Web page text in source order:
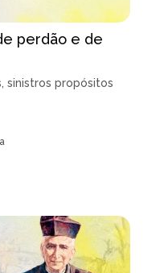
perdão e de
sinistros propósitos